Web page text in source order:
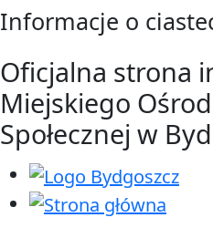
Informacje o
Oficjalna strona
Miejskiego
Społecznej w